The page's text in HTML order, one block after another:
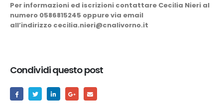
Per informazioni ed iscrizioni contattare Cecilia Nieri al
numero 0586815245 oppure via email
all’indirizzo cecilia.nieri@cnalivorno.it
Condividi questo post